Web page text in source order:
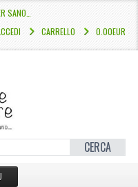
SANO…
0.00EUR
CARRELLO
CERCA